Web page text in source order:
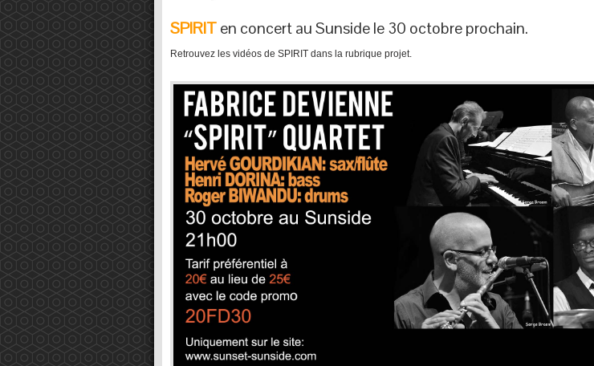
SPIRITen concert au Sunside le 30 octobre prochain.
Retrouvez les vidéos de SPIRIT dans la rubrique projet.